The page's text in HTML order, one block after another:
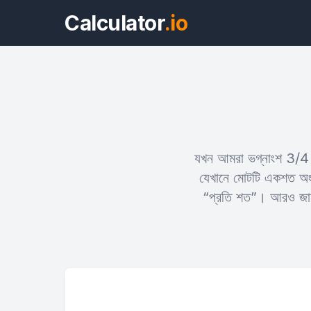
Calculator.io
যখন আমরা ভগ্নাংশ 3/4
যেখানে মোটটি একশত
“প্রতি শত”। আরও